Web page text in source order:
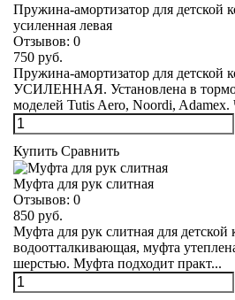
Пружина-амортизатор для детской
усиленная левая
Отзывов: 0
750 руб.
Пружина-амортизатор для детской
УСИЛЕННАЯ. Установлена в
моделей Tutis Aero, Noordi, Adamex.
Купить Сравнить
Муфта для рук слитная
Отзывов: 0
850 руб.
Муфта для рук слитная для детской
водоотталкивающая, муфта
шерстью. Муфта подходит практ...